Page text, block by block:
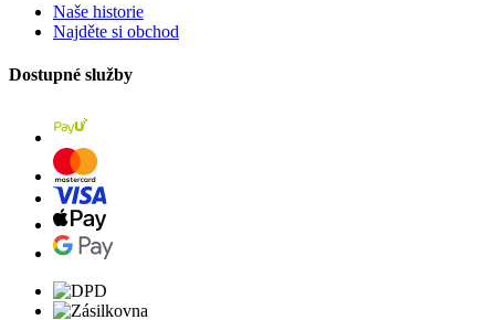
Naše historie
Najděte si obchod
Dostupné služby